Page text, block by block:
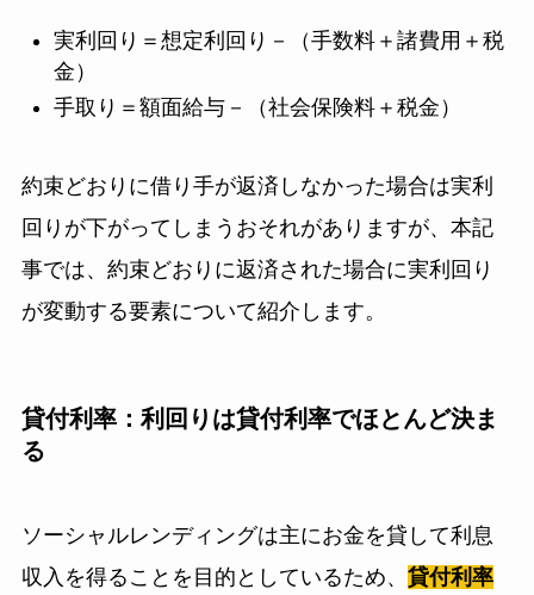
実利回り＝想定利回り－（手数料＋諸費用＋税
金）
手取り＝額面給与－（社会保険料＋税金）
約束どおりに借り手が返済しなかった場合は実利
回りが下がってしまうおそれがありますが、本記
事では、約束どおりに返済された場合に実利回り
が変動する要素について紹介します。
貸付利率：利回りは貸付利率でほとんど決ま
る
ソーシャルレンディングは主にお金を貸して利息
収入を得ることを目的としているため、 貸付利率